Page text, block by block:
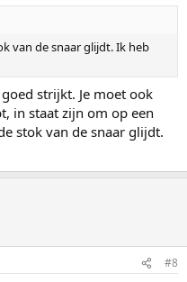
van de snaar glijdt. Ik heb
strijkt. Je moet ook
in staat zijn om op een
stok van de snaar glijdt.
#8